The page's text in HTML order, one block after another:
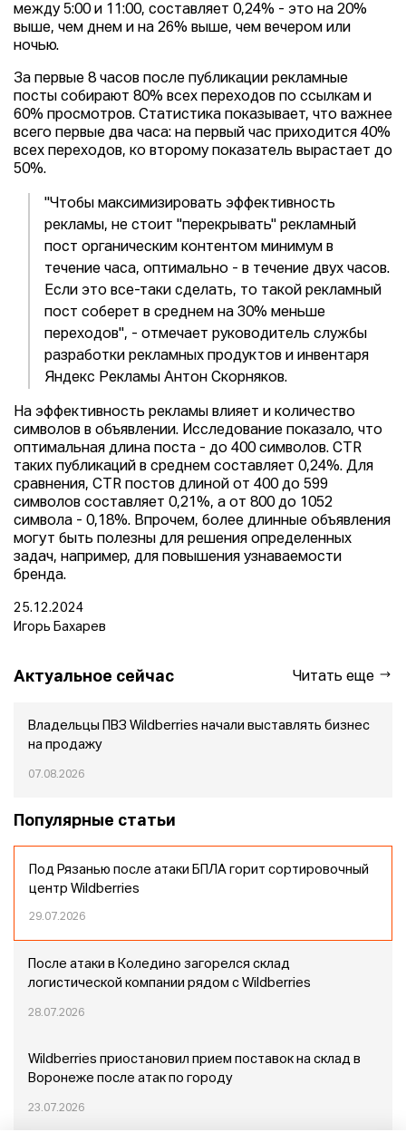
между 5:00 и 11:00, составляет 0,24% - это на 20%
выше, чем днем и на 26% выше, чем вечером или
ночью.
За первые 8 часов после публикации рекламные
посты собирают 80% всех переходов по ссылкам и
60% просмотров. Статистика показывает, что важнее
всего первые два часа: на первый час приходится 40%
всех переходов, ко второму показатель вырастает до
50%.
"Чтобы максимизировать эффективность
рекламы, не стоит "перекрывать" рекламный
пост органическим контентом минимум в
течение часа, оптимально - в течение двух часов.
Если это все-таки сделать, то такой рекламный
пост соберет в среднем на 30% меньше
переходов", - отмечает руководитель службы
разработки рекламных продуктов и инвентаря
Яндекс Рекламы Антон Скорняков.
На эффективность рекламы влияет и количество
символов в объявлении. Исследование показало, что
оптимальная длина поста - до 400 символов. CTR
таких публикаций в среднем составляет 0,24%. Для
сравнения, CTR постов длиной от 400 до 599
символов составляет 0,21%, а от 800 до 1052
символа - 0,18%. Впрочем, более длинные объявления
могут быть полезны для решения определенных
задач, например, для повышения узнаваемости
бренда.
25.12.2024
Игорь Бахарев
Актуальное сейчас Читать еще
Владельцы ПВЗ Wildberries начали выставлять бизнес
на продажу
07.08.2026
Популярные статьи
Под Рязанью после атаки БПЛА горит сортировочный
центр Wildberries
29.07.2026
После атаки в Коледино загорелся склад
логистической компании рядом с Wildberries
28.07.2026
Wildberries приостановил прием поставок на склад в
Воронеже после атак по городу
23.07.2026